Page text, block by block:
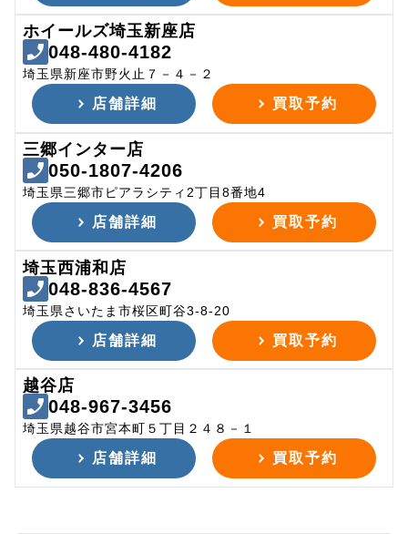
ホイールズ埼玉新座店
048-480-4182
埼玉県新座市野火止７－４－２
店舗詳細 買取予約
三郷インター店
050-1807-4206
埼玉県三郷市ピアラシティ2丁目8番地4
店舗詳細 買取予約
埼玉西浦和店
048-836-4567
埼玉県さいたま市桜区町谷3-8-20
店舗詳細 買取予約
越谷店
048-967-3456
埼玉県越谷市宮本町５丁目２４８－１
店舗詳細 買取予約